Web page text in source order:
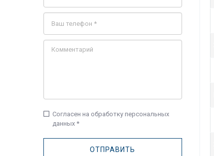
check_box_outline_blank Согласен на обработку персональных
данных *